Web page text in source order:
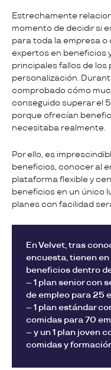
Estrechamente
momento de decidir si
para toda la empresa o
expertos en beneficios
principales fallos de
personalización.
comprobado cómo
conseguido superar el
porque ofrecían
necesitaba realmente.
Por ello, es
beneficios, conocer al
plataforma flexible y
beneficios en un único
planes con facilidad
En Velvet, tras
encuesta, tienen
beneficios dentro
– 1 plan senior con
de empleo para 25
– 1 plan estándar
comidas para 70
– y un 1 plan joven
comidas y